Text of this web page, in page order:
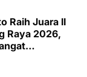
Raih Juara II
Raya 2026,